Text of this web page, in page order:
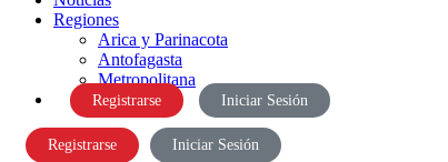
Regiones
Arica y Parinacota
Antofagasta
Metropolitana
Registrarse Iniciar Sesión
Registrarse Iniciar Sesión